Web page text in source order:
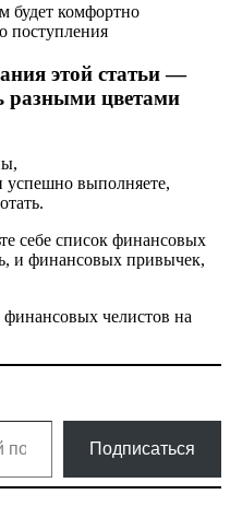
будет комфортно
поступления
этой статьи —
разными цветами
выполняете,
себе список финансовых
и финансовых привычек,
челистов на
Подписаться